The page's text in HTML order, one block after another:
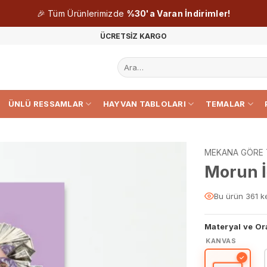
🎉 Tüm Ürünlerimizde %30'a Varan İndirimler!
ÜCRETSİZ KARGO
Ara:
ÜNLÜ RESSAMLAR HAYVAN TABLOLARI TEMALAR
MEKANA GÖRE
Morun
Bu ürün 361
Materyal ve
KANVAS
✓